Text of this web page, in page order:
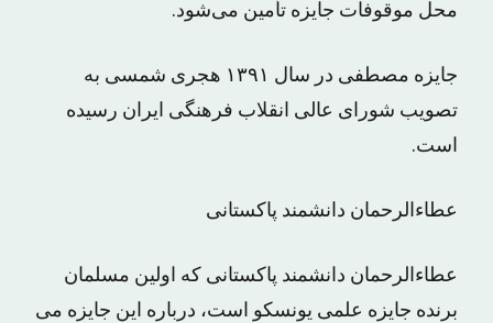
محل موقوفات جایزه تأمین می‌شود.
جایزه مصطفی در سال ۱۳۹۱ هجری شمسی به
تصویب شورای عالی انقلاب فرهنگی ایران رسیده
است.
عطاءالرحمان دانشمند پاکستانی
عطاءالرحمان دانشمند پاکستانی که اولین مسلمان
برنده جایزه علمی یونسکو است، درباره این جایزه می